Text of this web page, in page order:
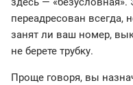
переадресован всегда,
занят ли ваш номер,
не берете трубку.
Проще говоря, вы